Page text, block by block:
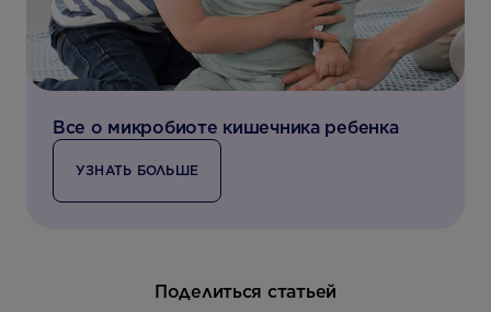
Все о микробиоте кишечника ребенка
УЗНАТЬ БОЛЬШЕ
Поделиться статьей